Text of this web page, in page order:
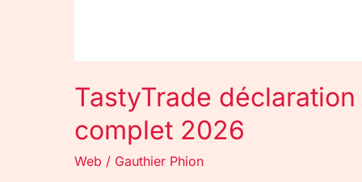
TastyTrade
complet 2026
Web / Gauthier Phion